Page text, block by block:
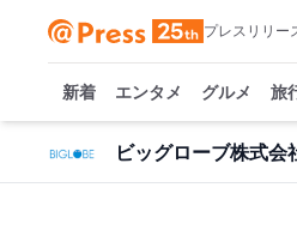
プレスリリー
新着 エンタメ グルメ 旅
ビッグローブ株式会